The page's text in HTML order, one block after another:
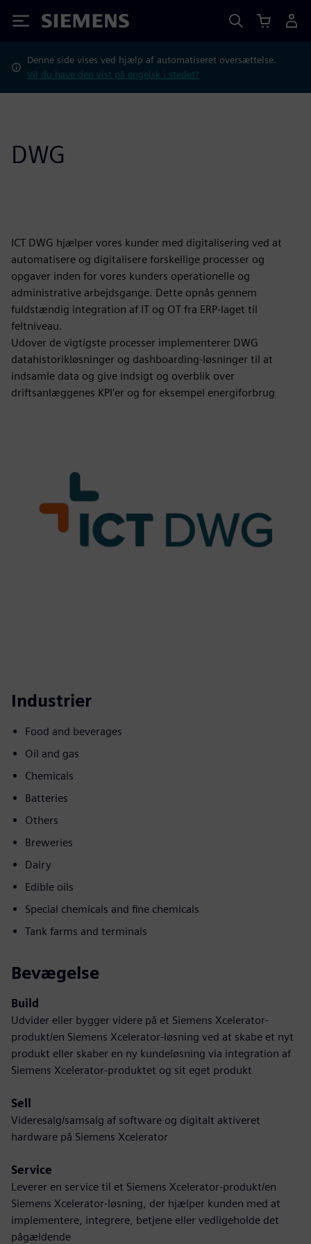
Siemens
Denne side vises ved hjælp af automatiseret oversættelse.
Vil du have den vist på engelsk i stedet?
DWG
ICT DWG hjælper vores kunder med digitalisering ved at
automatisere og digitalisere forskellige processer og
opgaver inden for vores kunders operationelle og
administrative arbejdsgange. Dette opnås gennem
fuldstændig integration af IT og OT fra ERP-laget til
feltniveau.
Udover de vigtigste processer implementerer DWG
datahistorikløsninger og dashboarding-løsninger til at
indsamle data og give indsigt og overblik over
driftsanlæggenes KPI'er og for eksempel energiforbrug
Industrier
Food and beverages
Oil and gas
Chemicals
Batteries
Others
Breweries
Dairy
Edible oils
Special chemicals and fine chemicals
Tank farms and terminals
Bevægelse
Build
Udvider eller bygger videre på et Siemens Xcelerator-
produkt/en Siemens Xcelerator-løsning ved at skabe et nyt
produkt eller skaber en ny kundeløsning via integration af
Siemens Xcelerator-produktet og sit eget produkt
Sell
Videresalg/samsalg af software og digitalt aktiveret
hardware på Siemens Xcelerator
Service
Leverer en service til et Siemens Xcelerator-produkt/en
Siemens Xcelerator-løsning, der hjælper kunden med at
implementere, integrere, betjene eller vedligeholde det
pågældende